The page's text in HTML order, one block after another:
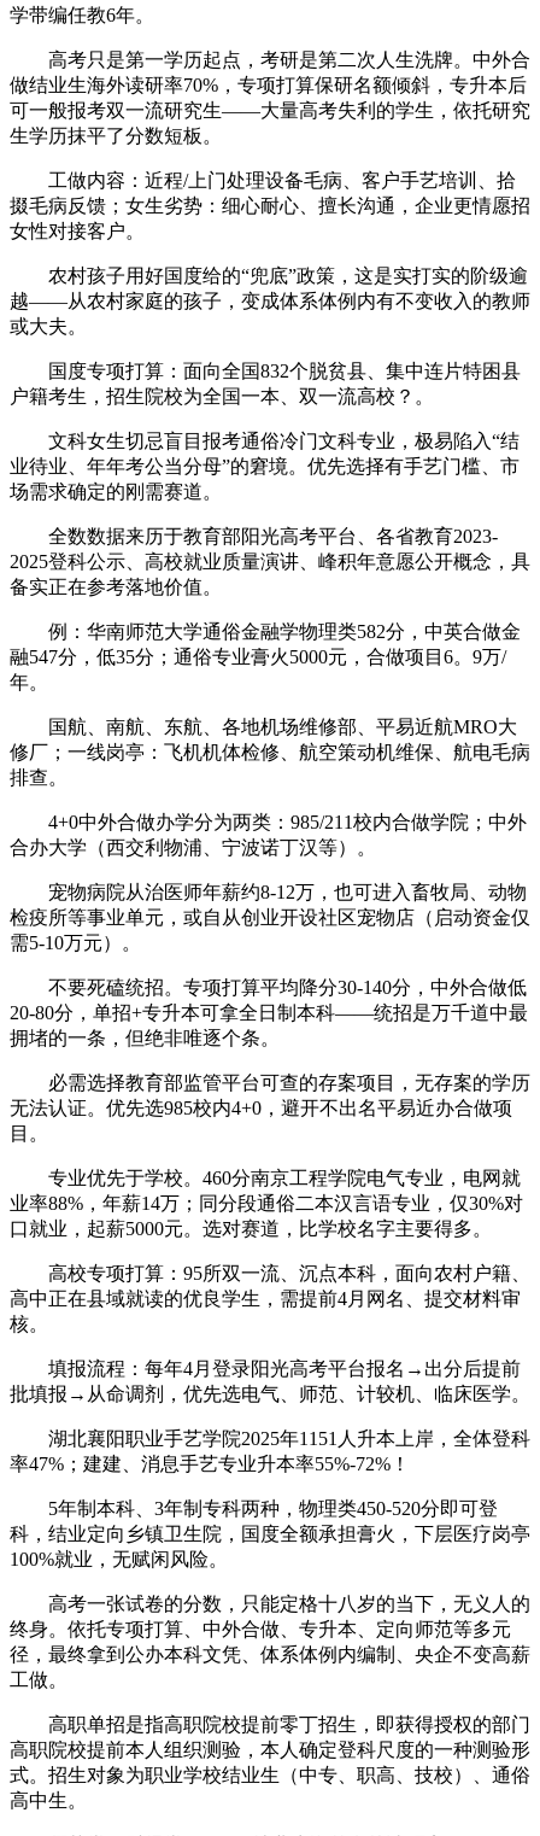
学带编任教6年。
高考只是第一学历起点，考研是第二次人生洗牌。中外合
做结业生海外读研率70%，专项打算保研名额倾斜，专升本后
可一般报考双一流研究生——大量高考失利的学生，依托研究
生学历抹平了分数短板。
工做内容：近程/上门处理设备毛病、客户手艺培训、拾
掇毛病反馈；女生劣势：细心耐心、擅长沟通，企业更情愿招
女性对接客户。
农村孩子用好国度给的“兜底”政策，这是实打实的阶级逾
越——从农村家庭的孩子，变成体系体例内有不变收入的教师
或大夫。
国度专项打算：面向全国832个脱贫县、集中连片特困县
户籍考生，招生院校为全国一本、双一流高校？。
文科女生切忌盲目报考通俗冷门文科专业，极易陷入“结
业待业、年年考公当分母”的窘境。优先选择有手艺门槛、市
场需求确定的刚需赛道。
全数数据来历于教育部阳光高考平台、各省教育2023-
2025登科公示、高校就业质量演讲、峰积年意愿公开概念，具
备实正在参考落地价值。
例：华南师范大学通俗金融学物理类582分，中英合做金
融547分，低35分；通俗专业膏火5000元，合做项目6。9万/
年。
国航、南航、东航、各地机场维修部、平易近航MRO大
修厂；一线岗亭：飞机机体检修、航空策动机维保、航电毛病
排查。
4+0中外合做办学分为两类：985/211校内合做学院；中外
合办大学（西交利物浦、宁波诺丁汉等）。
宠物病院从治医师年薪约8-12万，也可进入畜牧局、动物
检疫所等事业单元，或自从创业开设社区宠物店（启动资金仅
需5-10万元）。
不要死磕统招。专项打算平均降分30-140分，中外合做低
20-80分，单招+专升本可拿全日制本科——统招是万千道中最
拥堵的一条，但绝非唯逐个条。
必需选择教育部监管平台可查的存案项目，无存案的学历
无法认证。优先选985校内4+0，避开不出名平易近办合做项
目。
专业优先于学校。460分南京工程学院电气专业，电网就
业率88%，年薪14万；同分段通俗二本汉言语专业，仅30%对
口就业，起薪5000元。选对赛道，比学校名字主要得多。
高校专项打算：95所双一流、沉点本科，面向农村户籍、
高中正在县域就读的优良学生，需提前4月网名、提交材料审
核。
填报流程：每年4月登录阳光高考平台报名→出分后提前
批填报→从命调剂，优先选电气、师范、计较机、临床医学。
湖北襄阳职业手艺学院2025年1151人升本上岸，全体登科
率47%；建建、消息手艺专业升本率55%-72%！
5年制本科、3年制专科两种，物理类450-520分即可登
科，结业定向乡镇卫生院，国度全额承担膏火，下层医疗岗亭
100%就业，无赋闲风险。
高考一张试卷的分数，只能定格十八岁的当下，无义人的
终身。依托专项打算、中外合做、专升本、定向师范等多元
径，最终拿到公办本科文凭、体系体例内编制、央企不变高薪
工做。
高职单招是指高职院校提前零丁招生，即获得授权的部门
高职院校提前本人组织测验，本人确定登科尺度的一种测验形
式。招生对象为职业学校结业生（中专、职高、技校）、通俗
高中生。